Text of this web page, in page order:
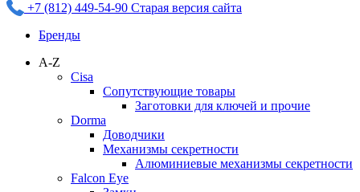
+7 (812) 449-54-90 Старая версия сайта
Бренды
A-Z
Cisa
Сопутствующие товары
Заготовки для ключей и прочие
Dorma
Доводчики
Механизмы секретности
Алюминиевые механизмы секретности
Falcon Eye